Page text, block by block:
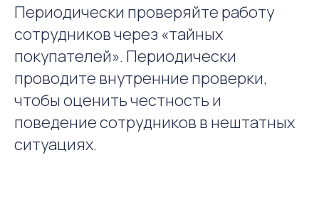
Периодически проверяйте работу
сотрудников через «тайных
покупателей». Периодически
проводите внутренние проверки,
чтобы оценить честность и
поведение сотрудников в нештатных
ситуациях.